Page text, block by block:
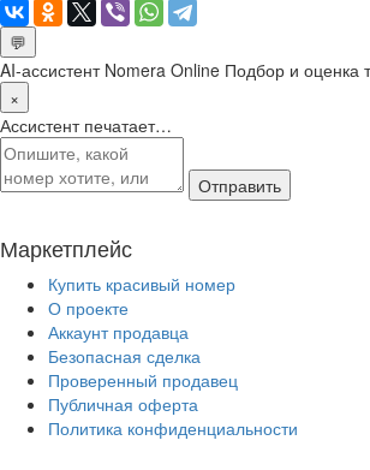
💬
AI-ассистент Nomera Online Подбор и оценка
×
Ассистент печатает…
Отправить
Маркетплейс
Купить красивый номер
О проекте
Аккаунт продавца
Безопасная сделка
Проверенный продавец
Публичная оферта
Политика конфиденциальности